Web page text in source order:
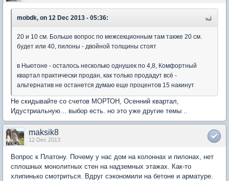
mobdk, on 12 Dec 2013 - 05:36:
20 и 10 см. Больше вопрос по межсекционным там также 20 см.
будет или 40, пилоны - двойной толщины стоят
в Ньютоне - осталось несколько однушек по 4,8, Комфортный
квартал практически продан, как только продадут всё -
альтернатив не останется думаю еще процентов 15 накинут
Не скидывайте со счетов МОРТОН, Осенний квартал,
Идустриальную... выбор есть. но это уже другие темы ..
maksik8
12 Dec 2013
Вопрос к Платону. Почему у нас дом на колоннах и пилонах, нет
сплошных монолитных стен на надземных этажах. Как-то
хлипинько смотриться. Вдруг сэкономили на бетоне и арматуре.